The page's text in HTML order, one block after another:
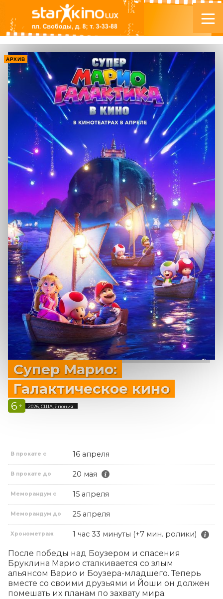
АРХИВ
Супер Марио:
Галактическое кино
6 + 2026, США, Япония
В прокате с 16 апреля
В прокате до 20 мая
Меморандум с 15 апреля
Меморандум до 25 апреля
Хронометраж 1 час 33 минуты (+7 мин. ролики)
После победы над Боузером и спасения
Бруклина Марио сталкивается со злым
альянсом Варио и Боузера-младшего. Теперь
вместе со своими друзьями и Йоши он должен
помешать их планам по захвату мира.